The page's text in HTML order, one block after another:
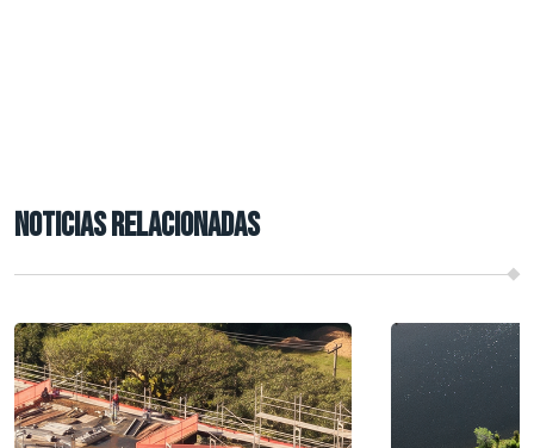
NOTICIAS RELACIONADAS